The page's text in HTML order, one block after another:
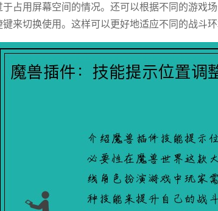
于占用屏幕空间的情况。还可以根据不同的游戏
键来切换使用。这样可以更好地适应不同的战斗